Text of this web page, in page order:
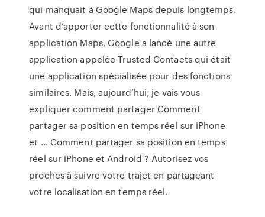
qui manquait à Google Maps depuis longtemps.
Avant d’apporter cette fonctionnalité à son
application Maps, Google a lancé une autre
application appelée Trusted Contacts qui était
une application spécialisée pour des fonctions
similaires. Mais, aujourd’hui, je vais vous
expliquer comment partager Comment
partager sa position en temps réel sur iPhone
et ... Comment partager sa position en temps
réel sur iPhone et Android ? Autorisez vos
proches à suivre votre trajet en partageant
votre localisation en temps réel.